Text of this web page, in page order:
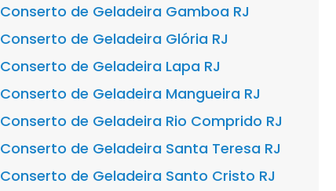
Conserto de Geladeira Gamboa RJ
Conserto de Geladeira Glória RJ
Conserto de Geladeira Lapa RJ
Conserto de Geladeira Mangueira RJ
Conserto de Geladeira Rio Comprido RJ
Conserto de Geladeira Santa Teresa RJ
Conserto de Geladeira Santo Cristo RJ